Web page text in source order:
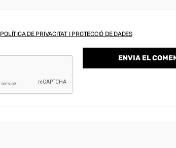
POLÍTICA DE PRIVACITAT I PROTECCIÓ DE DADES